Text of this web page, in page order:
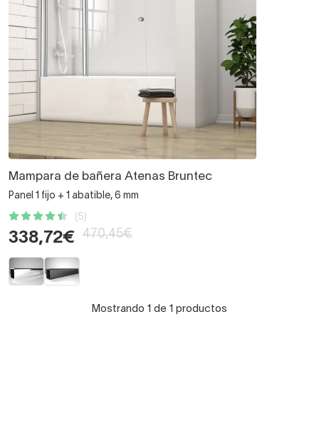
Mampara de bañera Atenas Bruntec
Panel 1 fijo + 1 abatible, 6 mm
(5)
338,72€ 470,45€
Mostrando 1 de 1 productos